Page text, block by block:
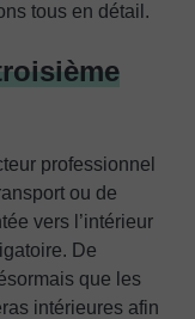
tous en détail.
professionnel
ou de
vers l’intérieur
De
que les
intérieures afin